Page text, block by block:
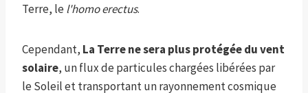
Terre, le l'homo erectus.
Cependant, La Terre ne sera plus protégée du vent
solaire, un flux de particules chargées libérées par
le Soleil et transportant un rayonnement cosmique